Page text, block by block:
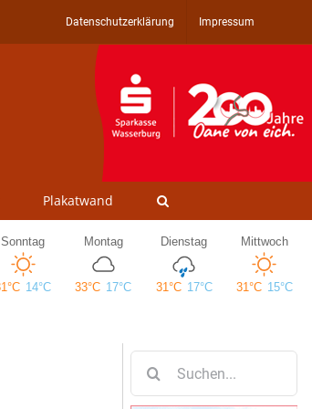
Datenschutzerklärung Impressum
Plakatwand
nach: